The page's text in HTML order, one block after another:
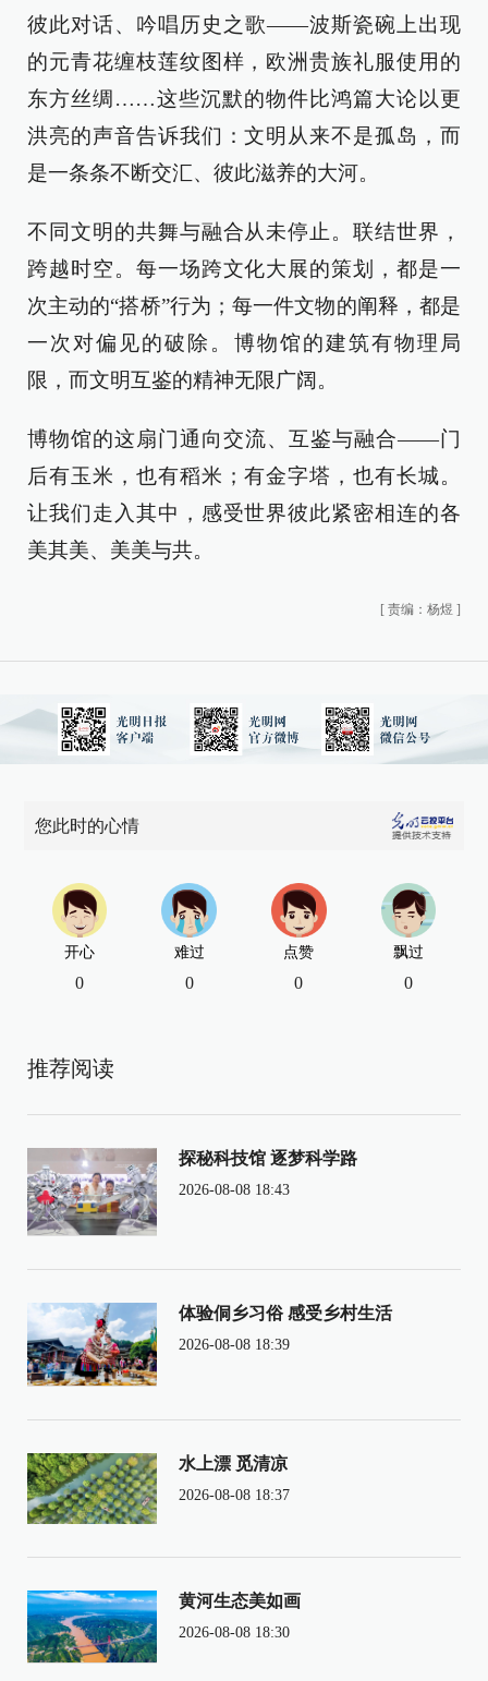
彼此对话、吟唱历史之歌——波斯瓷碗上出现
的元青花缠枝莲纹图样，欧洲贵族礼服使用的
东方丝绸……这些沉默的物件比鸿篇大论以更
洪亮的声音告诉我们：文明从来不是孤岛，而
是一条条不断交汇、彼此滋养的大河。
不同文明的共舞与融合从未停止。联结世界，
跨越时空。每一场跨文化大展的策划，都是一
次主动的“搭桥”行为；每一件文物的阐释，都是
一次对偏见的破除。博物馆的建筑有物理局
限，而文明互鉴的精神无限广阔。
博物馆的这扇门通向交流、互鉴与融合——门
后有玉米，也有稻米；有金字塔，也有长城。
让我们走入其中，感受世界彼此紧密相连的各
美其美、美美与共。
[ 责编：杨煜 ]
您此时的心情
开心
0
难过
0
点赞
0
飘过
0
推荐阅读
探秘科技馆 逐梦科学路
2026-08-08 18:43
体验侗乡习俗 感受乡村生活
2026-08-08 18:39
水上漂 觅清凉
2026-08-08 18:37
黄河生态美如画
2026-08-08 18:30